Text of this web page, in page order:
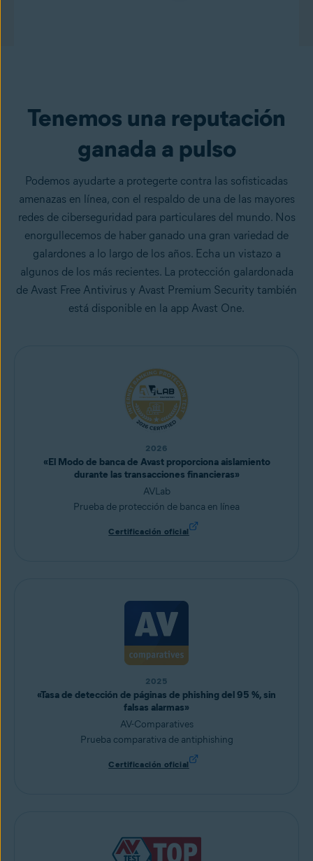
Tenemos una reputación
ganada a pulso
Podemos ayudarte a protegerte contra las sofisticadas
amenazas en línea, con el respaldo de una de las mayores
redes de ciberseguridad para particulares del mundo. Nos
enorgullecemos de haber ganado una gran variedad de
galardones a lo largo de los años. Echa un vistazo a
algunos de los más recientes. La protección galardonada
de Avast Free Antivirus y Avast Premium Security también
está disponible en la app Avast One.
2026
«El Modo de banca de Avast proporciona aislamiento
durante las transacciones financieras»
AVLab
Prueba de protección de banca en línea
Certificación oficial
2025
«Tasa de detección de páginas de phishing del 95 %, sin
falsas alarmas»
AV-Comparatives
Prueba comparativa de antiphishing
Certificación oficial